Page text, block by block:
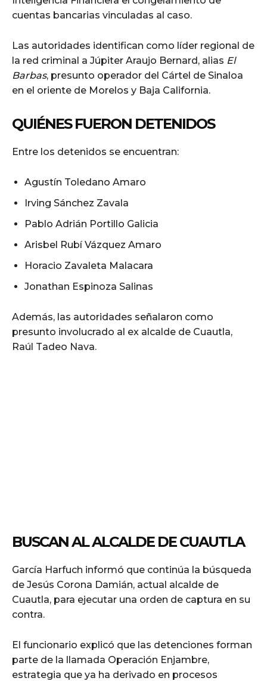
cuentas bancarias vinculadas al caso.
Las autoridades identifican como líder regional de
la red criminal a Júpiter Araujo Bernard, alias El
Barbas, presunto operador del Cártel de Sinaloa
en el oriente de Morelos y Baja California.
QUIÉNES FUERON DETENIDOS
Entre los detenidos se encuentran:
Agustín Toledano Amaro
Irving Sánchez Zavala
Pablo Adrián Portillo Galicia
Arisbel Rubí Vázquez Amaro
Horacio Zavaleta Malacara
Jonathan Espinoza Salinas
Además, las autoridades señalaron como
presunto involucrado al ex alcalde de Cuautla,
Raúl Tadeo Nava.
BUSCAN AL ALCALDE DE CUAUTLA
García Harfuch informó que continúa la búsqueda
de Jesús Corona Damián, actual alcalde de
Cuautla, para ejecutar una orden de captura en su
contra.
El funcionario explicó que las detenciones forman
parte de la llamada Operación Enjambre,
estrategia que ya ha derivado en procesos